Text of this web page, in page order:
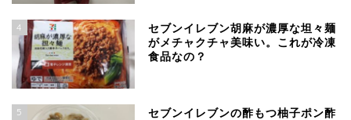
4
セブンイレブン胡麻が濃厚な坦々麺
がメチャクチャ美味い。これが冷凍
食品なの？
5
セブンイレブンの酢もつ柚子ポン酢